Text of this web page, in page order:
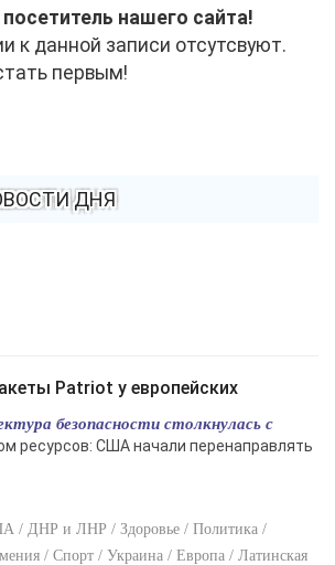
нашего сайта!
к данной записи отсутсвуют.
первым!
ДНЯ
Patriot у европейских
безопасности столкнулась с
ресурсов: США начали перенаправлять
/ ДНР и ЛНР / Здоровье / Политика /
/ Спорт / Украина / Европа / Латинская